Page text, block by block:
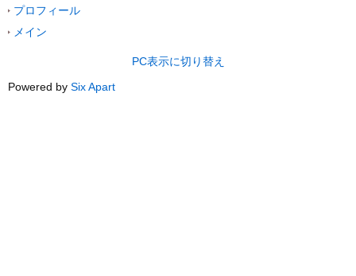
プロフィール
メイン
PC表示に切り替え
Powered by Six Apart